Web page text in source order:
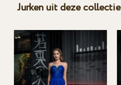
Jurken uit deze collectie